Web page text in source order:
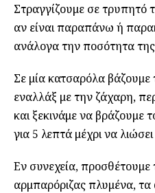
Στραγγίζουμε σε τρυπητό
αν είναι παραπάνω ή
ανάλογα την ποσότητα
Σε μία κατσαρόλα
εναλλάξ με την ζάχαρη,
και ξεκινάμε να βράζουμε
για 5 λεπτά μέχρι να
Εν συνεχεία,
αρμπαρόριζας πλυμένα,